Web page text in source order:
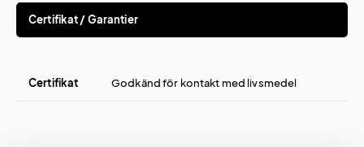
Certifikat / Garantier
Certifikat Godkänd för kontakt med livsmedel